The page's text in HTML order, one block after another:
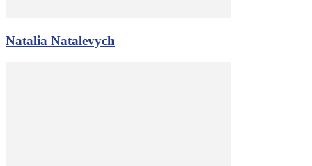
Natalia Natalevych